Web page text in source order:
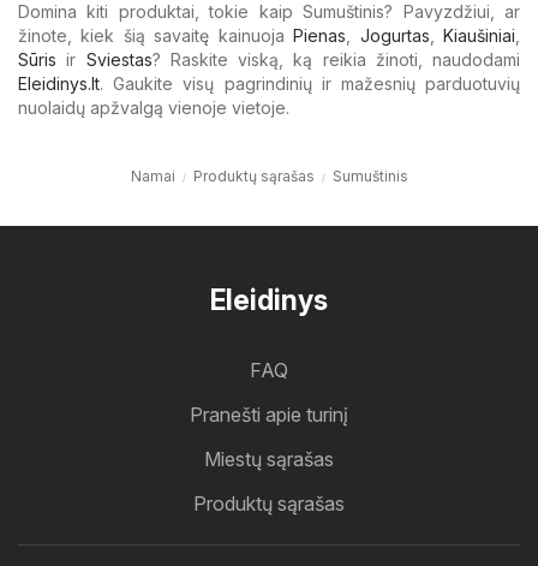
Domina kiti produktai, tokie kaip Sumuštinis? Pavyzdžiui, ar
žinote, kiek šią savaitę kainuojaPienas Jogurtas ,Kiaušiniai
Sūris ir Sviestas? Raskite viską, ką reikia žinoti, naudodami
Eleidinys.lt. Gaukite visų pagrindinių ir mažesnių parduotuvių
nuolaidų apžvalgą vienoje vietoje.
Namai Produktų sąrašas Sumuštinis
Eleidinys
FAQ
Pranešti apie turinį
Miestų sąrašas
Produktų sąrašas